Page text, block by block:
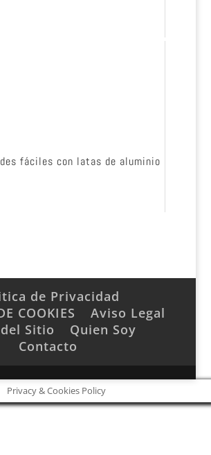
fáciles con latas de aluminio
de Privacidad
COOKIES
Aviso Legal
Sitio
Quien Soy
Contacto
Privacy & Cookies Policy